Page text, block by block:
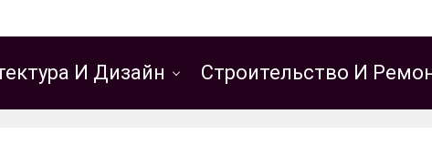
И Дизайн Строительство И